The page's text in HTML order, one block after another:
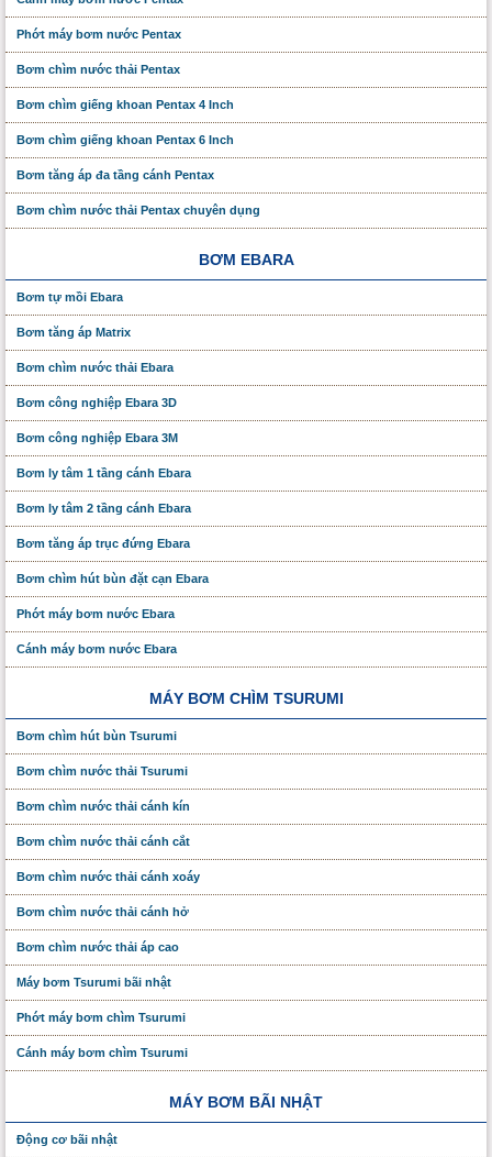
Phớt máy bơm nước Pentax
Bơm chìm nước thải Pentax
Bơm chìm giếng khoan Pentax 4 Inch
Bơm chìm giếng khoan Pentax 6 Inch
Bơm tăng áp đa tầng cánh Pentax
Bơm chìm nước thải Pentax chuyên dụng
BƠM EBARA
Bơm tự mồi Ebara
Bơm tăng áp Matrix
Bơm chìm nước thải Ebara
Bơm công nghiệp Ebara 3D
Bơm công nghiệp Ebara 3M
Bơm ly tâm 1 tầng cánh Ebara
Bơm ly tâm 2 tầng cánh Ebara
Bơm tăng áp trục đứng Ebara
Bơm chìm hút bùn đặt cạn Ebara
Phớt máy bơm nước Ebara
Cánh máy bơm nước Ebara
MÁY BƠM CHÌM TSURUMI
Bơm chìm hút bùn Tsurumi
Bơm chìm nước thải Tsurumi
Bơm chìm nước thải cánh kín
Bơm chìm nước thải cánh cắt
Bơm chìm nước thải cánh xoáy
Bơm chìm nước thải cánh hở
Bơm chìm nước thải áp cao
Máy bơm Tsurumi bãi nhật
Phớt máy bơm chìm Tsurumi
Cánh máy bơm chìm Tsurumi
MÁY BƠM BÃI NHẬT
Động cơ bãi nhật